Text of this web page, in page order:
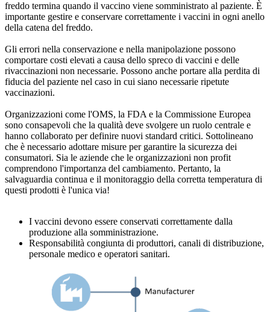
freddo termina quando il vaccino viene somministrato al paziente. È
importante gestire e conservare correttamente i vaccini in ogni anello
della catena del freddo.
Gli errori nella conservazione e nella manipolazione possono
comportare costi elevati a causa dello spreco di vaccini e delle
rivaccinazioni non necessarie. Possono anche portare alla perdita di
fiducia del paziente nel caso in cui siano necessarie ripetute
vaccinazioni.
Organizzazioni come l'OMS, la FDA e la Commissione Europea
sono consapevoli che la qualità deve svolgere un ruolo centrale e
hanno collaborato per definire nuovi standard critici. Sottolineano
che è necessario adottare misure per garantire la sicurezza dei
consumatori. Sia le aziende che le organizzazioni non profit
comprendono l'importanza del cambiamento. Pertanto, la
salvaguardia continua e il monitoraggio della corretta temperatura di
questi prodotti è l'unica via!
I vaccini devono essere conservati correttamente dalla
produzione alla somministrazione.
Responsabilità congiunta di produttori, canali di distribuzione,
personale medico e operatori sanitari.